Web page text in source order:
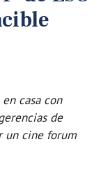
casa con
de
un cine forum